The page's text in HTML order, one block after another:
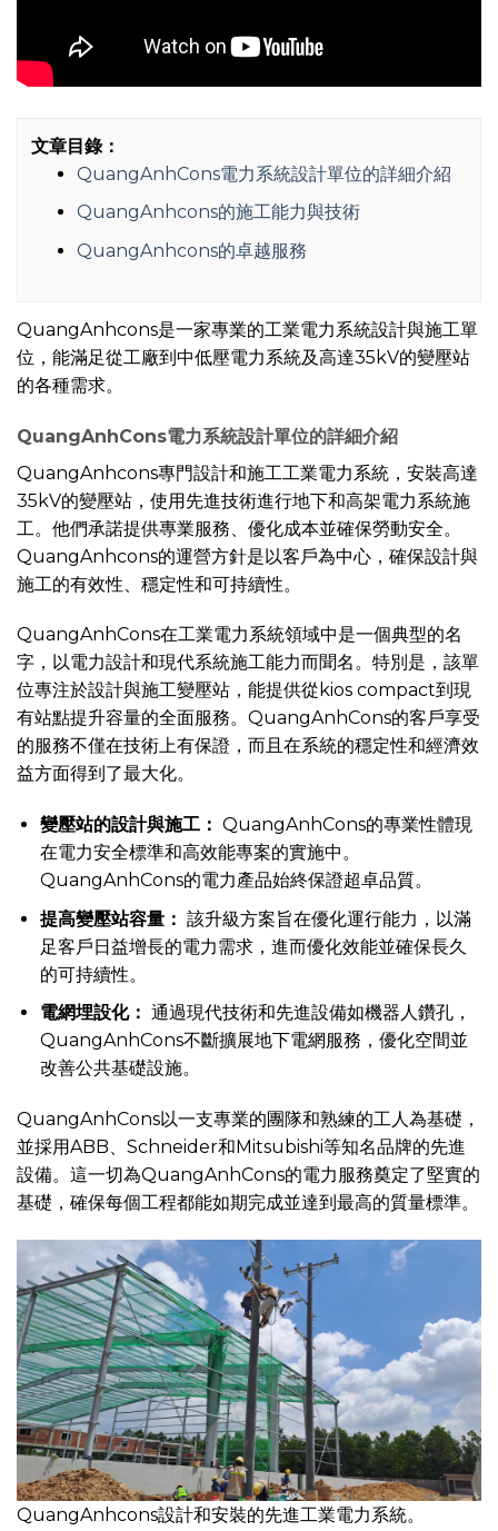
文章目錄：
QuangAnhCons電力系統設計單位的詳細介紹
QuangAnhcons的施工能力與技術
QuangAnhcons的卓越服務
QuangAnhcons是一家專業的工業電力系統設計與施工單
位，能滿足從工廠到中低壓電力系統及高達35kV的變壓站
的各種需求。
QuangAnhCons電力系統設計單位的詳細介紹
QuangAnhcons專門設計和施工工業電力系統，安裝高達
35kV的變壓站，使用先進技術進行地下和高架電力系統施
工。他們承諾提供專業服務、優化成本並確保勞動安全。
QuangAnhcons的運營方針是以客戶為中心，確保設計與
施工的有效性、穩定性和可持續性。
QuangAnhCons在工業電力系統領域中是一個典型的名
字，以電力設計和現代系統施工能力而聞名。特別是，該單
位專注於設計與施工變壓站，能提供從kios compact到現
有站點提升容量的全面服務。QuangAnhCons的客戶享受
的服務不僅在技術上有保證，而且在系統的穩定性和經濟效
益方面得到了最大化。
變壓站的設計與施工： QuangAnhCons的專業性體現
在電力安全標準和高效能專案的實施中。
QuangAnhCons的電力產品始終保證超卓品質。
提高變壓站容量： 該升級方案旨在優化運行能力，以滿
足客戶日益增長的電力需求，進而優化效能並確保長久
的可持續性。
電網埋設化： 通過現代技術和先進設備如機器人鑽孔，
QuangAnhCons不斷擴展地下電網服務，優化空間並
改善公共基礎設施。
QuangAnhCons以一支專業的團隊和熟練的工人為基礎，
並採用ABB、Schneider和Mitsubishi等知名品牌的先進
設備。這一切為QuangAnhCons的電力服務奠定了堅實的
基礎，確保每個工程都能如期完成並達到最高的質量標準。
QuangAnhcons設計和安裝的先進工業電力系統。